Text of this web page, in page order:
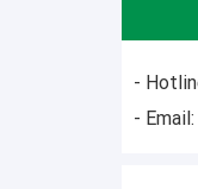
-
- Email: